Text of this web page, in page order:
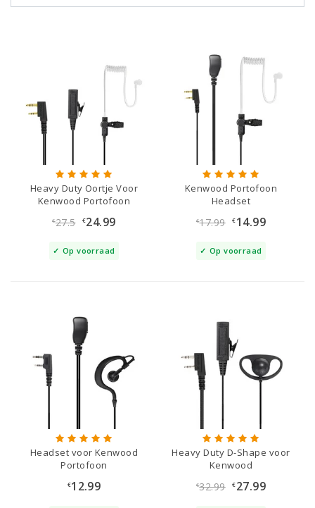
Heavy Duty Oortje Voor
Kenwood Portofoon
€27.5 €24.99
Op voorraad
Kenwood Portofoon
Headset
€17.99 €14.99
Op voorraad
Headset voor Kenwood
Portofoon
€12.99
Heavy Duty D-Shape voor
Kenwood
€32.99 €27.99